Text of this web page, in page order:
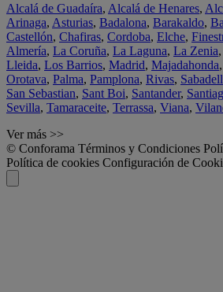
Alcalá de Guadaíra, Alcalá de Henares,
Arinaga, Asturias, Badalona, Barakaldo,
Castellón, Chafiras, Cordoba, Elche,
Almería, La Coruña, La Laguna, La Zenia,
Lleida, Los Barrios, Madrid, Majadahonda,
Orotava, Palma, Pamplona, Rivas, Sabadell
San Sebastian, Sant Boi, Santander,
Sevilla, Tamaraceite, Terrassa, Viana,
Ver más >>
© Conforama Términos y Condiciones
Política de cookies Configuración de